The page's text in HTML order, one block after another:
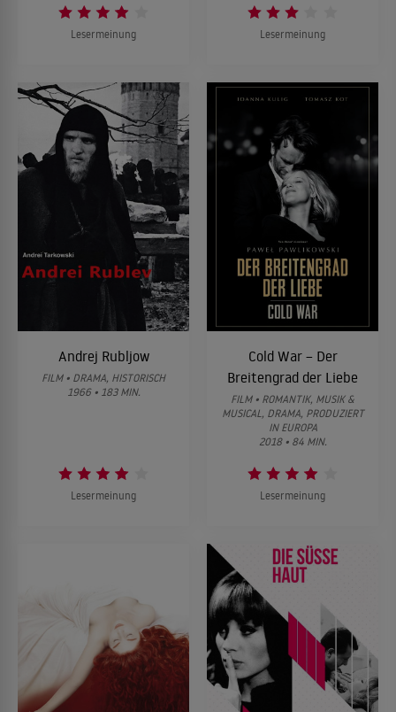
Lesermeinung Lesermeinung
Andrej Rubljow
FILM • DRAMA, HISTORISCH
1966 • 183 MIN.
Lesermeinung
Cold War – Der
Breitengrad der Liebe
FILM • ROMANTIK, MUSIK &
MUSICAL, DRAMA, PRODUZIERT
IN EUROPA
2018 • 84 MIN.
Lesermeinung